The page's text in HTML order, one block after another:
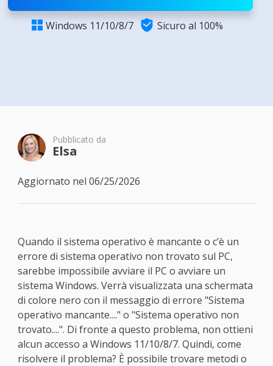
 Windows 11/10/8/7  Sicuro al 100%
Pubblicato da
Elsa
Aggiornato nel 06/25/2026
Quando il sistema operativo è mancante o c’è un
errore di sistema operativo non trovato sul PC,
sarebbe impossibile avviare il PC o avviare un
sistema Windows. Verrà visualizzata una schermata
di colore nero con il messaggio di errore "Sistema
operativo mancante...." o "Sistema operativo non
trovato....". Di fronte a questo problema, non ottieni
alcun accesso a Windows 11/10/8/7. Quindi, come
risolvere il problema? È possibile trovare metodi o